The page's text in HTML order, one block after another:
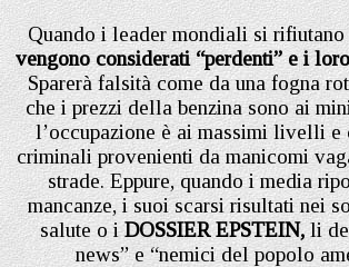
Quando i leader mondiali si
vengono considerati “perdenti” e i
Sparerà falsità come da una fogna
che i prezzi della benzina sono ai
l’occupazione è ai massimi livelli e
criminali provenienti da manicomi
strade. Eppure, quando i media
mancanze, i suoi scarsi risultati nei
salute o iDOSSIER EPSTEIN,li
news” e “nemici del popolo